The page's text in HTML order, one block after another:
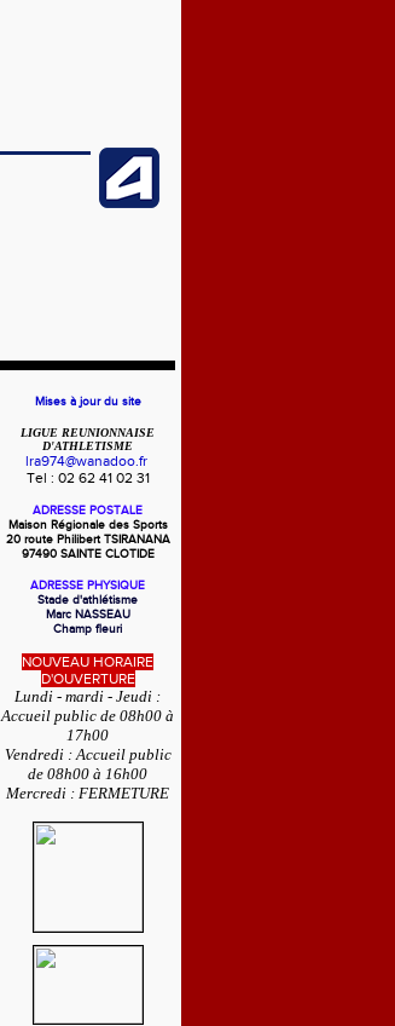
Mises à jour du site
LIGUE REUNIONNAISE
D'ATHLETISME
lra974@wanadoo.fr
Tel : 02 62 41 02 31
ADRESSE POSTALE
Maison Régionale des Sports
20 route Philibert TSIRANANA
97490 SAINTE CLOTIDE
ADRESSE PHYSIQUE
Stade d'athlétisme
Marc NASSEAU
Champ fleuri
NOUVEAU HORAIRE
D'OUVERTURE
Lundi - mardi - Jeudi :
Accueil public de 08h00 à
17h00
Vendredi : Accueil public
de 08h00 à 16h00
Mercredi : FERMETURE